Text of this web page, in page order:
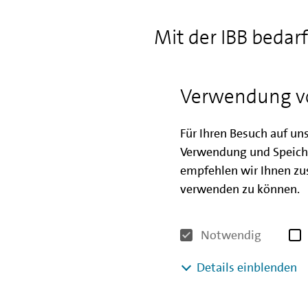
Verwendung
Für Ihren Besuch auf
Verwendung und
empfehlen wir Ihnen
verwenden zu können.
Notwendig
Details einblenden
Mit der IBB
die bundesweiten
Projekt der HOWOGE
Produktkombination
großen Areal 48
finanziert um damit für
Einstiegsmieten von 6,50
dem KfW Effizienzhaus 40
30.000 EUR je